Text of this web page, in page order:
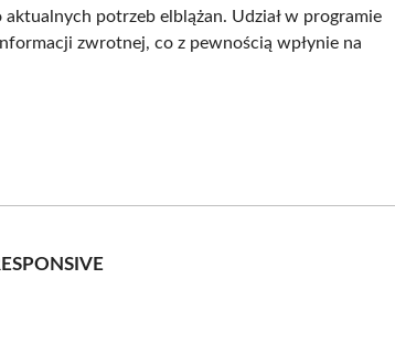
potrzeb elblążan. Udział w programie
zwrotnej, co z pewnością wpłynie na